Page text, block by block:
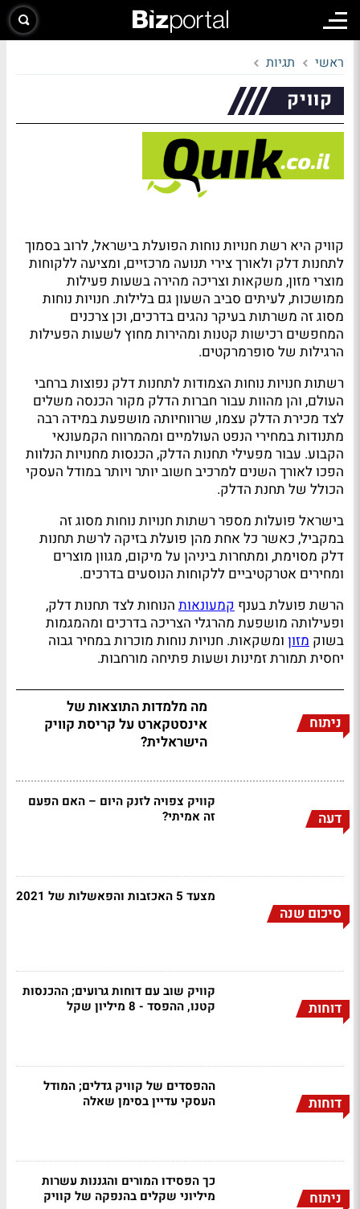
ראשי תגיות
קוויק
קוויק היא רשת חנויות נוחות הפועלת בישראל, לרוב בסמוך
לתחנות דלק ולאורך צירי תנועה מרכזיים, ומציעה ללקוחות
מוצרי מזון, משקאות וצריכה מהירה בשעות פעילות
ממושכות, לעיתים סביב השעון גם בלילות. חנויות נוחות
מסוג זה משרתות בעיקר נהגים בדרכים, וכן צרכנים
המחפשים רכישות קטנות ומהירות מחוץ לשעות הפעילות
הרגילות של סופרמרקטים.
רשתות חנויות נוחות הצמודות לתחנות דלק נפוצות ברחבי
העולם, והן מהוות עבור חברות הדלק מקור הכנסה משלים
לצד מכירת הדלק עצמו, שרווחיותה מושפעת במידה רבה
מתנודות במחירי הנפט העולמיים ומהמרווח הקמעונאי
הקבוע. עבור מפעילי תחנות הדלק, הכנסות מחנויות הנלוות
הפכו לאורך השנים למרכיב חשוב יותר ויותר במודל העסקי
הכולל של תחנת הדלק.
בישראל פועלות מספר רשתות חנויות נוחות מסוג זה
במקביל, כאשר כל אחת מהן פועלת בזיקה לרשת תחנות
דלק מסוימת, ומתחרות ביניהן על מיקום, מגוון מוצרים
ומחירים אטרקטיביים ללקוחות הנוסעים בדרכים.
הרשת פועלת בענף קמעונאות הנוחות לצד תחנות דלק,
ופעילותה מושפעת מהרגלי הצריכה בדרכים ומהמגמות
בשוק מזון ומשקאות. חנויות נוחות מוכרות במחיר גבוה
יחסית תמורת זמינות ושעות פתיחה מורחבות.
ניתוח
מה מלמדות התוצאות של
אינסטקארט על קריסת קוויק
הישראלית?
דעה
קוויק צפויה לזנק היום – האם הפעם
זה אמיתי?
סיכום שנה
מצעד 5 האכזבות והפאשלות של 2021
דוחות
קוויק שוב עם דוחות גרועים; ההכנסות
קטנו, ההפסד - 8 מיליון שקל
דוחות
ההפסדים של קוויק גדלים; המודל
העסקי עדיין בסימן שאלה
ניתוח
כך הפסידו המורים והגננות עשרות
מיליוני שקלים בהנפקה של קוויק